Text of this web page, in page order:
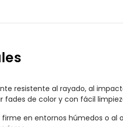
resistente al rayado, al
fades de color y con fácil
en entornos húmedos o al